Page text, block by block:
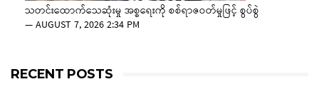
သတင်းထောက်သေဆုံးမှု အစ္စရေးကို စစ်ရာဇဝတ်မှုဖြင့် စွပ်စွဲ
—AUGUST 7, 2026 2:34 PM
RECENT POSTS